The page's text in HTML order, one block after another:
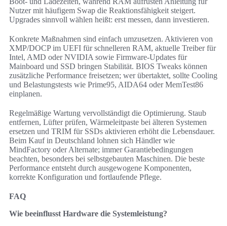
Nutzer mit häufigem Swap die Reaktionsfähigkeit steigert.
Upgrades sinnvoll wählen heißt: erst messen, dann investieren.
Konkrete Maßnahmen sind einfach umzusetzen. Aktivieren von
XMP/DOCP im UEFI für schnelleren RAM, aktuelle Treiber für
Intel, AMD oder NVIDIA sowie Firmware-Updates für
Mainboard und SSD bringen Stabilität. BIOS Tweaks können
zusätzliche Performance freisetzen; wer übertaktet, sollte Cooling
und Belastungstests wie Prime95, AIDA64 oder MemTest86
einplanen.
Regelmäßige Wartung vervollständigt die Optimierung. Staub
entfernen, Lüfter prüfen, Wärmeleitpaste bei älteren Systemen
ersetzen und TRIM für SSDs aktivieren erhöht die Lebensdauer.
Beim Kauf in Deutschland lohnen sich Händler wie
MindFactory oder Alternate; immer Garantiebedingungen
beachten, besonders bei selbstgebauten Maschinen. Die beste
Performance entsteht durch ausgewogene Komponenten,
korrekte Konfiguration und fortlaufende Pflege.
FAQ
Wie beeinflusst Hardware die Systemleistung?